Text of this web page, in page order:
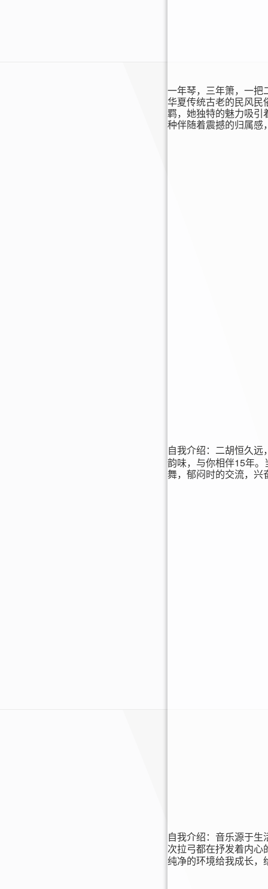
一年琴，三年箫，一把
华夏传统古老的民风民
羁，她独特的魅力吸引
种伴随着震撼的归属感
自我介绍： 二胡恒久远
韵味，与你相伴15年。
舞，郁闷时的交流，兴
自我介绍： 音乐源于生
次拉弓都在抒发着内心
纯净的环境给我成长，